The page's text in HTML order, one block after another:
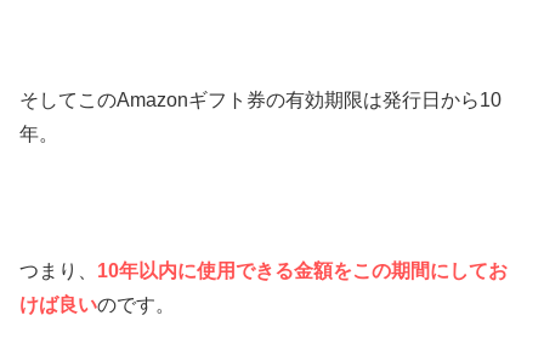
そしてこのAmazonギフト券の有効期限は発行日から10
年。
つまり、 10年以内に使用できる金額をこの期間にしてお
けば良いのです。